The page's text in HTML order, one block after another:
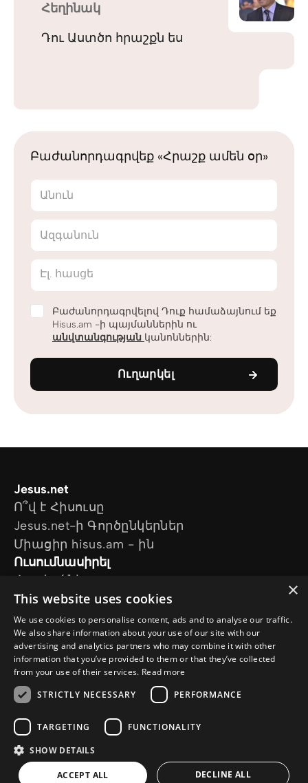
Հեղինակ
Դու Աստծո հրաշքն ես
Բաժանորդագրվեք «Հրաշք ամեն օր»
Անուն
Ազգանուն
Էլ. հասցե
Բաժանորդագրվելով Դուք համաձայնում եք
Hisus.am -ի պայմաններին ու
անվտանգության կանոններին:
Ուղարկել
Jesus.net
Ո՞վ է Հիսուսը
Jesus.net-ի Գործընկերներ
Միացիր hisus.am - ին
Ուսումնասիրել
Հոդվածներ
Տեսանյութեր
Մեր նախագծերը
Ես հարց ունեմ
Հետևեք մեզ
© Copyright 2026 Hisus.am
Գաղտնիության քաղաքականություն
Քուքիների քաղաքականություն
WebNLsite
×
This website uses cookies
We use cookies to personalise content, ads and to analyse our traffic.
We also share information about your use of our site with our
advertising and analytics partners who may combine it with other
information that you’ve provided to them or that they’ve collected
from your use of their services. Read more
STRICTLY NECESSARY
PERFORMANCE
TARGETING FUNCTIONALITY
SHOW DETAILS
ACCEPT ALL DECLINE ALL